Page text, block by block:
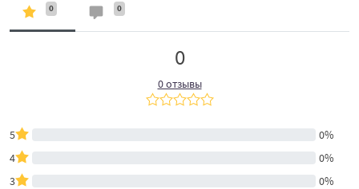
0 0
0
0 отзывы
5
0%
4
0%
3
0%